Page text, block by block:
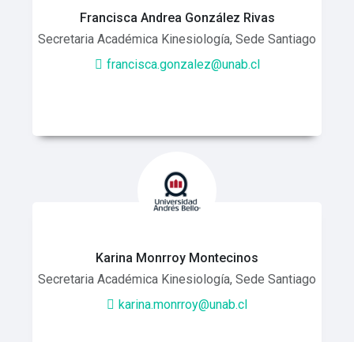
Francisca Andrea González Rivas
Secretaria Académica Kinesiología, Sede Santiago
francisca.gonzalez@unab.cl
Karina Monrroy Montecinos
Secretaria Académica Kinesiología, Sede Santiago
karina.monrroy@unab.cl